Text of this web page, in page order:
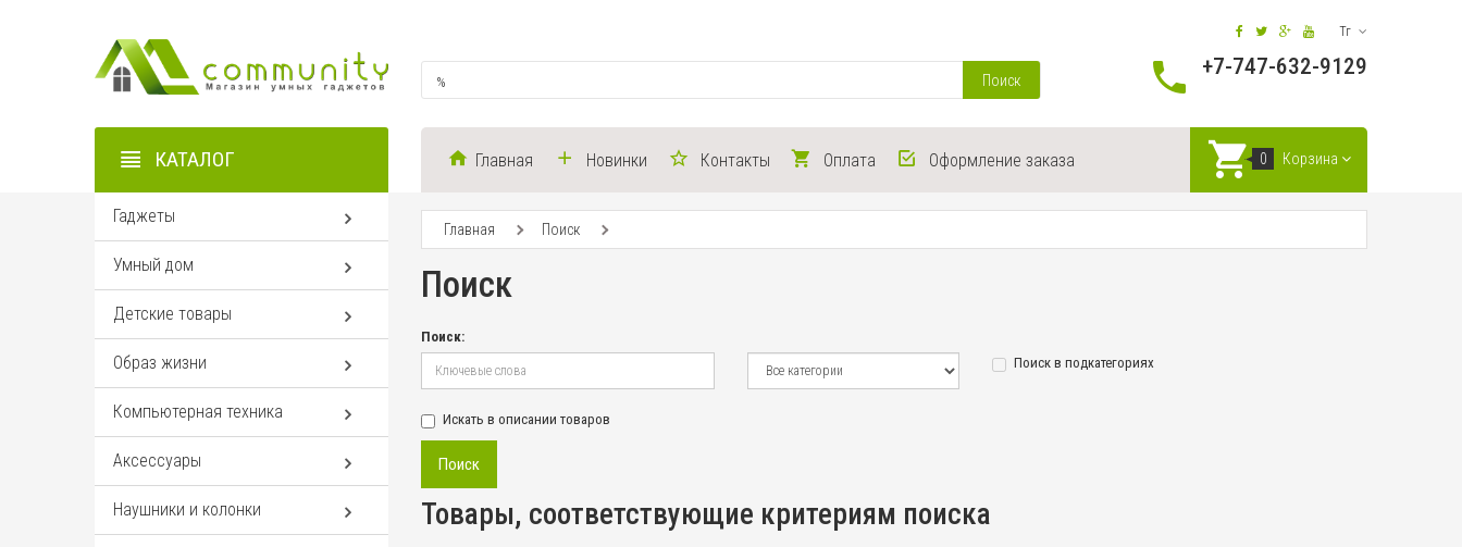
Тг
Поиск
+7-747-632-9129
Главная Новинки Контакты Оплата Оформление заказа 0 Корзина
КАТАЛОГ
Гаджеты
Умный дом
Детские товары
Образ жизни
Компьютерная техника
Аксессуары
Наушники и колонки
Главная Поиск
Поиск
Поиск:
Поиск в подкатегориях
Искать в описании товаров
Товары, соответствующие критериям поиска